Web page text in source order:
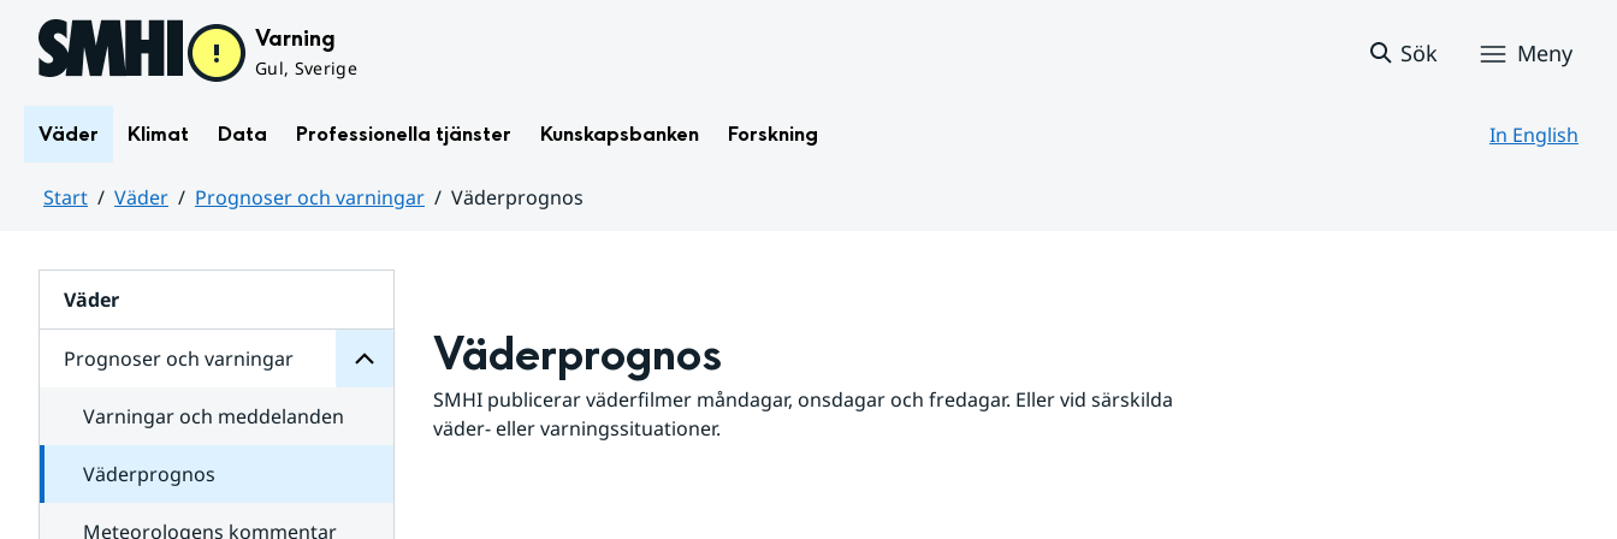
Hoppa till sidans innehåll Varning
Gul, Sverige
Sök Meny
Väder Klimat Data Professionella tjänster Kunskapsbanken Forskning In English
Start Väder Prognoser och varningar
Väderprognos
Väder
Prognoser och varningar
för
varningar
Varningar och meddelanden
Väderprognos
Meteorologens kommentar
Väderprognos
SMHI publicerar väderfilmer måndagar, onsdagar och fredagar. Eller vid särskilda
väder- eller varningssituationer.